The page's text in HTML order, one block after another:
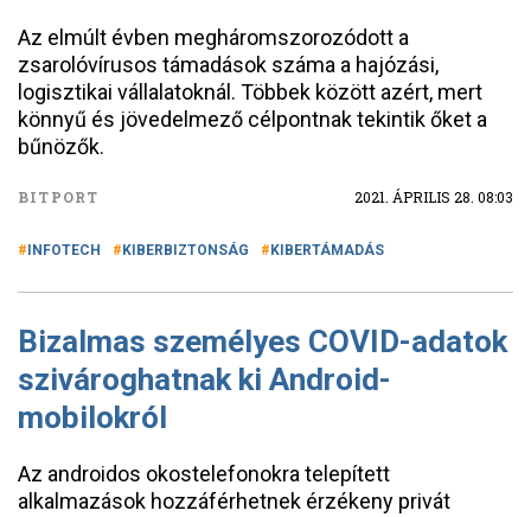
Az elmúlt évben megháromszorozódott a
zsarolóvírusos támadások száma a hajózási,
logisztikai vállalatoknál. Többek között azért, mert
könnyű és jövedelmező célpontnak tekintik őket a
bűnözők.
BITPORT 2021. ÁPRILIS 28. 08:03
INFOTECH KIBERBIZTONSÁG KIBERTÁMADÁS
Bizalmas személyes COVID-adatok
szivároghatnak ki Android-
mobilokról
Az androidos okostelefonokra telepített
alkalmazások hozzáférhetnek érzékeny privát